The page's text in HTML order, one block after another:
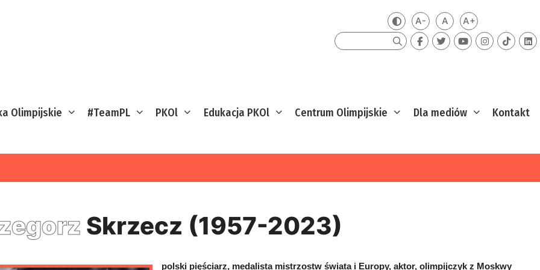
Zmień kontrast
A-Mniejsza czcionka
ADomyślna czcionka
A+Większa
Szukaj
Olimpijskie #TeamPL PKOl Edukacja PKOl Centrum Olimpijskie Dla mediów Kontakt
Skrzecz (1957-2023)
polski pięściarz, medalista mistrzostw świata i Europy, aktor, olimpijczyk z Moskwy